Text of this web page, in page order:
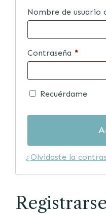
Nombre de
Contraseña *
Recuérdame
¿Olvidaste la
Registrarse